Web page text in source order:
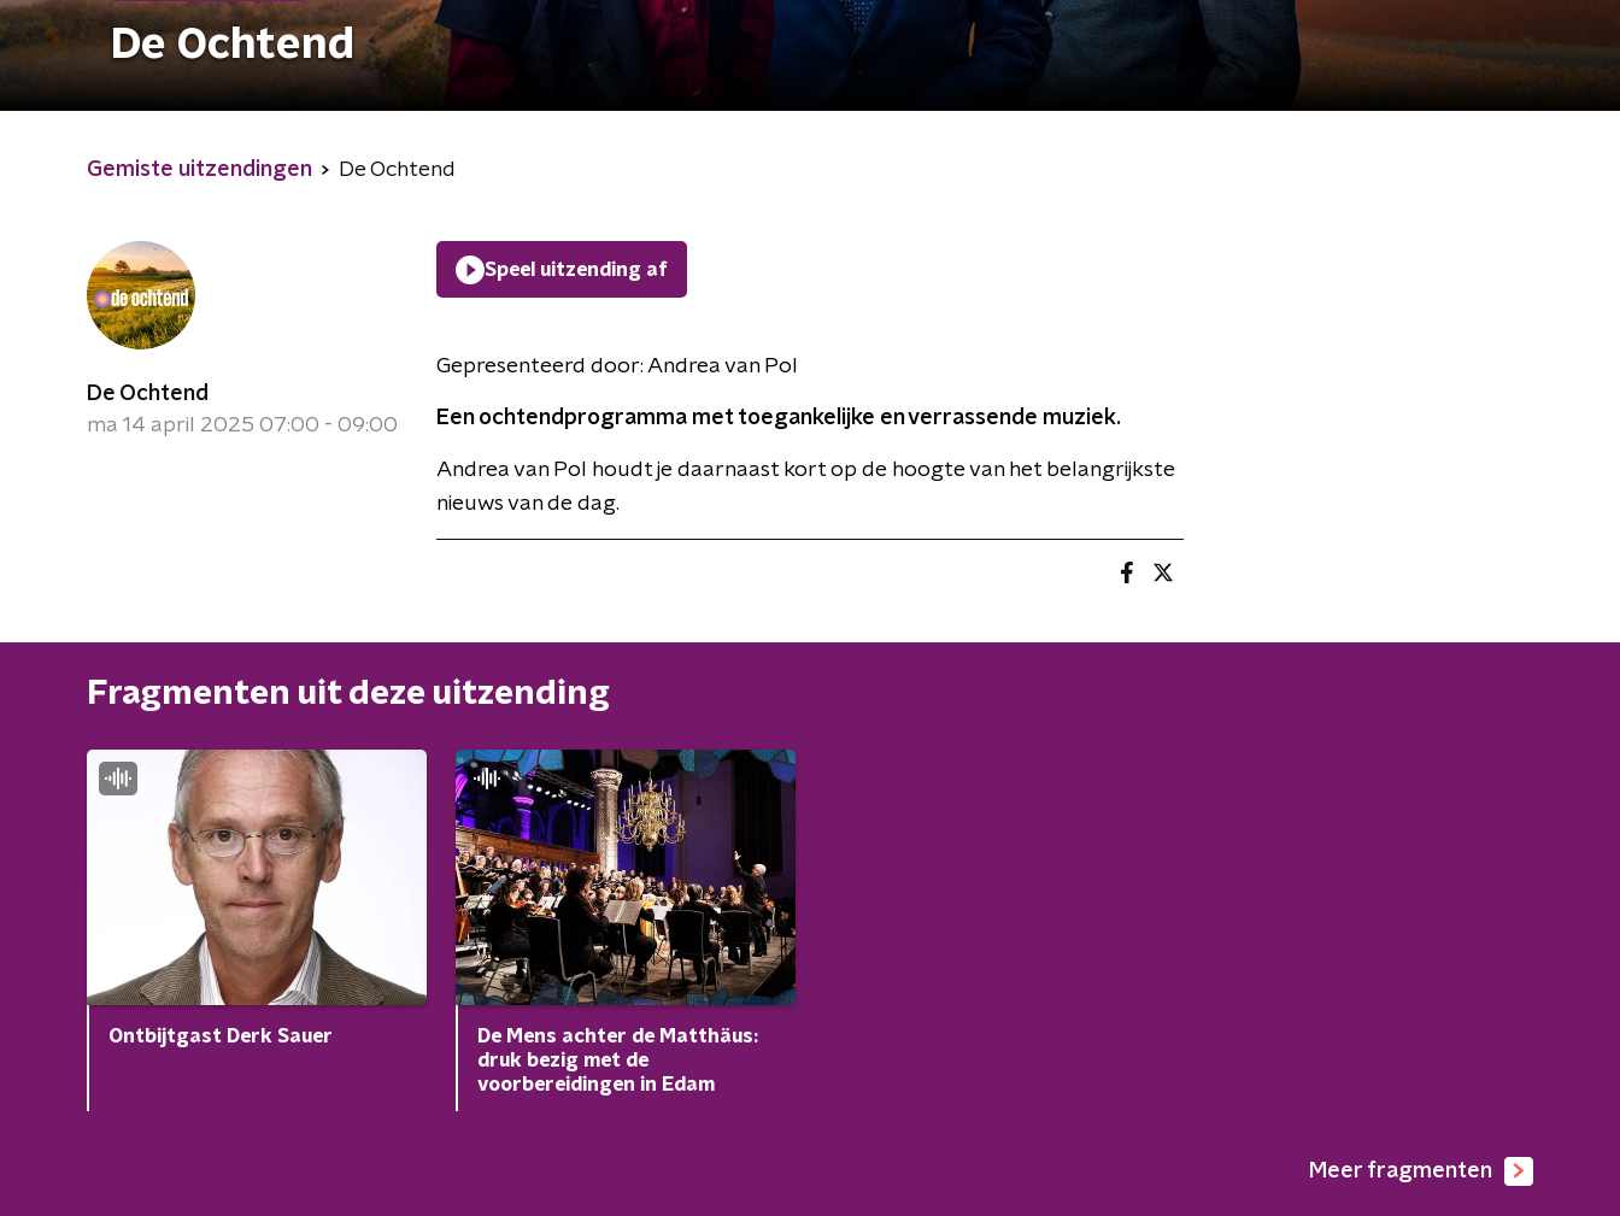
De Ochtend
Gemiste uitzendingen De Ochtend
De Ochtend
ma 14 april 2025 07:00 - 09:00
Speel uitzending af
Gepresenteerd door: Andrea van Pol
Een ochtendprogramma met toegankelijke en verrassende muziek.
Andrea van Pol houdt je daarnaast kort op de hoogte van het belangrijkste
nieuws van de dag.
Fragmenten uit deze uitzending
Ontbijtgast Derk Sauer
De Mens achter de Matthäus:
druk bezig met de
voorbereidingen in Edam
Meer fragmenten